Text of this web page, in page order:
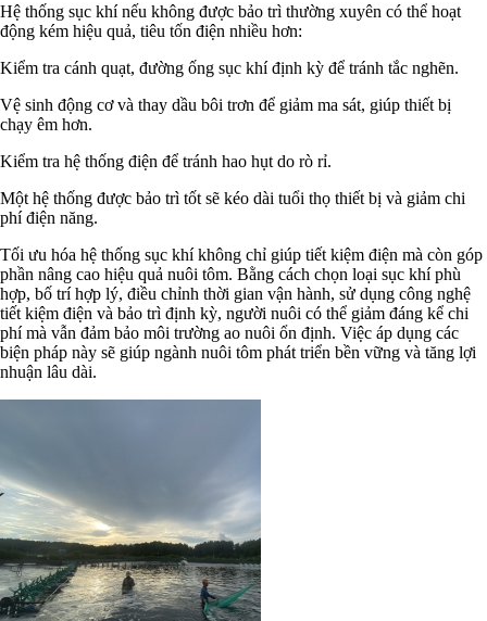
Hệ thống sục khí nếu không được bảo trì thường xuyên có thể hoạt
động kém hiệu quả, tiêu tốn điện nhiều hơn:
Kiểm tra cánh quạt, đường ống sục khí định kỳ để tránh tắc nghẽn.
Vệ sinh động cơ và thay dầu bôi trơn để giảm ma sát, giúp thiết bị
chạy êm hơn.
Kiểm tra hệ thống điện để tránh hao hụt do rò rỉ.
Một hệ thống được bảo trì tốt sẽ kéo dài tuổi thọ thiết bị và giảm chi
phí điện năng.
Tối ưu hóa hệ thống sục khí không chỉ giúp tiết kiệm điện mà còn góp
phần nâng cao hiệu quả nuôi tôm. Bằng cách chọn loại sục khí phù
hợp, bố trí hợp lý, điều chỉnh thời gian vận hành, sử dụng công nghệ
tiết kiệm điện và bảo trì định kỳ, người nuôi có thể giảm đáng kể chi
phí mà vẫn đảm bảo môi trường ao nuôi ổn định. Việc áp dụng các
biện pháp này sẽ giúp ngành nuôi tôm phát triển bền vững và tăng lợi
nhuận lâu dài.